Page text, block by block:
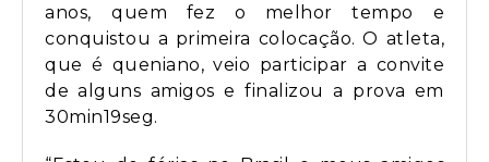
anos,
quem fez o melhor tempo e
conquistou a primeira colocação. O atleta,
que é queniano, veio participar a convite
de alguns amigos e finalizou a prova em
30min19seg.